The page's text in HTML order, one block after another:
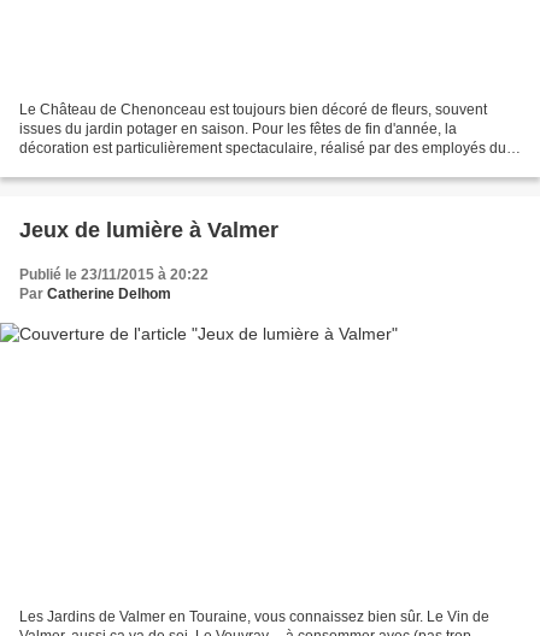
Le Château de Chenonceau est toujours bien décoré de fleurs, souvent
issues du jardin potager en saison. Pour les fêtes de fin d'année, la
décoration est particulièrement spectaculaire, réalisé par des employés du
Jeux de lumière à Valmer
Publié le 23/11/2015 à 20:22
Par Catherine Delhom
Les Jardins de Valmer en Touraine, vous connaissez bien sûr. Le Vin de